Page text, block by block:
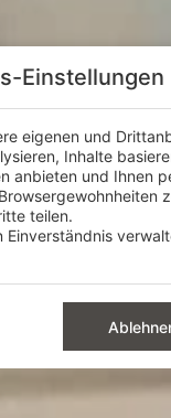
Einstellungen
eigenen und
Inhalte
anbieten und Ihnen
teilen.